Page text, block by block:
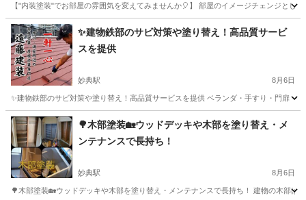
【"内装塗装"でお部屋の雰囲気を変えてみませんか🎈】 部屋のイメージチェンジと
千葉 市川市 妙典駅 その他 壁紙
✨建物鉄部のサビ対策や塗り替え！高品質サービ
スを提供
妙典駅 8月6日
✨建物鉄部のサビ対策や塗り替え！高品質サービスを提供 ベランダ・手すり・門扉
千葉 市川市 妙典駅 その他 建物
🌳木部塗装🏡ウッドデッキや木部を塗り替え・メ
ンテナンスで長持ち！
妙典駅 8月6日
🌳木部塗装🏡ウッドデッキや木部を塗り替え・メンテナンスで長持ち！ 建物の木部